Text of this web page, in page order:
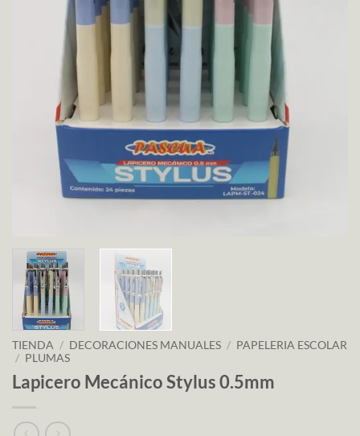
TIENDA / DECORACIONES MANUALES / PAPELERIA ESCOLAR
/ PLUMAS
Lapicero Mecánico Stylus 0.5mm